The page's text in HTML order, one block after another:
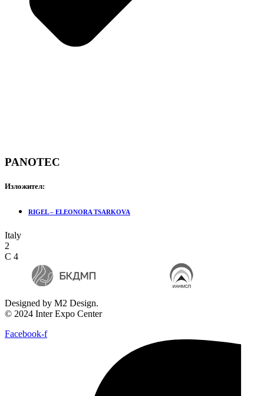
PANOTEC
Изложител:
RIGEL – ELEONORA TSARKOVA
Italy
2
C 4
Designed by M2 Design.
© 2024 Inter Expo Center
Facebook-f